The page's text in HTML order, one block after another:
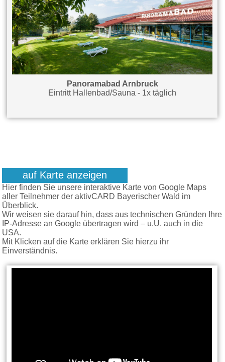
Panoramabad Arnbruck
Eintritt Hallenbad/Sauna - 1x täglich
auf Karte anzeigen
Hier finden Sie unsere interaktive Karte von Google Maps
aller Teilnehmer der aktivCARD Bayerischer Wald im
Überblick.
Wir weisen sie darauf hin, dass aus technischen Gründen Ihre
IP-Adresse an Google übertragen wird – u.U. auch in die
USA.
Mit Klicken auf die Karte erklären Sie hierzu ihr
Einverständnis.